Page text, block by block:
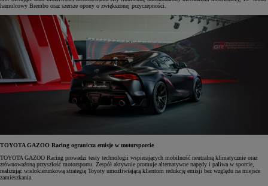
hamulcowy Brembo oraz szersze opony o zwiększonej przyczepności.
TOYOTA GAZOO Racing ogranicza emisje w motorsporcie
TOYOTA GAZOO Racing prowadzi testy technologii wspierających mobilność neutralną klimatycznie oraz
zrównoważoną przyszłość motorsportu. Zespół aktywnie promuje alternatywne napędy i paliwa w sporcie,
realizując wielokierunkową strategię Toyoty umożliwiającą klientom redukcję emisji bez względu na miejsce
zamieszkania.